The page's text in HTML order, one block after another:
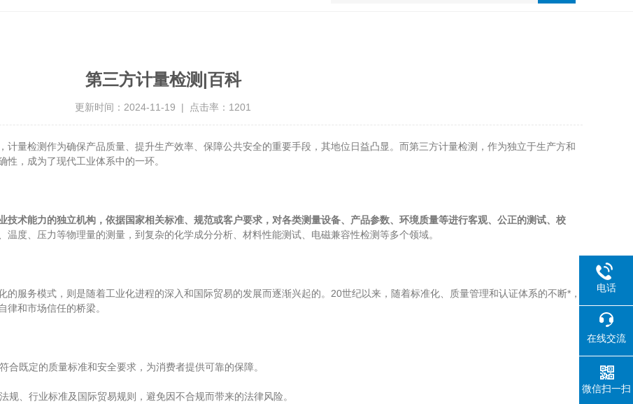
第三方计量检测|百科
更新时间：2024-11-19 | 点击率：1201
检测作为确保产品质量、提升生产效率、保障公共安全的重要手段，其地位日益凸显。而第三方计量检测，作为独立于生产方和
，成为了现代工业体系中的一环。
技术能力的独立机构，依据国家相关标准、规范或客户要求，对各类测量设备、产品参数、环境质量等进行客观、公正的测试、校
温度、压力等物理量的测量，到复杂的化学成分分析、材料性能测试、电磁兼容性检测等多个领域。
务模式，则是随着工业化进程的深入和国际贸易的发展而逐渐兴起的。20世纪以来，随着标准化、质量管理和认证体系的不断*，
和市场信任的桥梁。
既定的质量标准和安全要求，为消费者提供可靠的保障。
、行业标准及国际贸易规则，避免因不合规而带来的法律风险。
电话
在线交流
微信扫一扫